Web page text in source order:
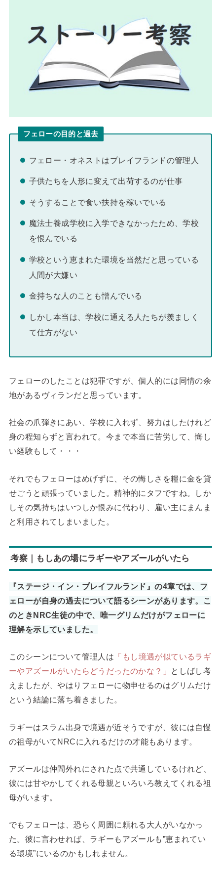
フェローの目的と過去
フェロー・オネストはプレイフランドの管理人
子供たちを人形に変えて出荷するのが仕事
そうすることで食い扶持を稼いでいる
魔法士養成学校に入学できなかったため、学校
を恨んでいる
学校という恵まれた環境を当然だと思っている
人間が大嫌い
金持ちな人のことも憎んでいる
しかし本当は、学校に通える人たちが羨ましく
て仕方がない
フェローのしたことは犯罪ですが、個人的には同情の余
地があるヴィランだと思っています。
社会の爪弾きにあい、学校に入れず、努力はしたけれど
身の程知らずと言われて。今まで本当に苦労して、悔し
い経験もして・・・
それでもフェローはめげずに、その悔しさを糧に金を貸
せごうと頑張っていました。精神的にタフですね。しか
しその気持ちはいつしか恨みに代わり、雇い主にまんま
と利用されてしまいました。
考察｜もしあの場にラギーやアズールがいたら
『ステージ・イン・プレイフルランド』の4章では、フ
ェローが自身の過去について語るシーンがあります。こ
のときNRC生徒の中で、唯一グリムだけがフェローに
理解を示していました。
このシーンについて管理人は 「もし境遇が似ているラギ
ーやアズールがいたらどうだったのかな？」
としばし考
えましたが、やはりフェローに物申せるのはグリムだけ
という結論に落ち着きました。
ラギーはスラム出身で境遇が近そうですが、彼には自慢
の祖母がいてNRCに入れるだけの才能もあります。
アズールは仲間外れにされた点で共通しているけれど、
彼には甘やかしてくれる母親といろいろ教えてくれる祖
母がいます。
でもフェローは、恐らく周囲に頼れる大人がいなかっ
た。彼に言わせれば、ラギーもアズールも”恵まれてい
る環境”にいるのかもしれません。